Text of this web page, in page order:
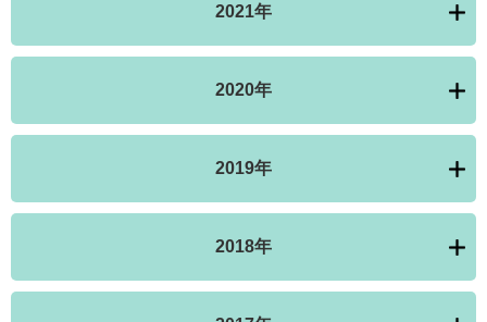
2021年
2020年
2019年
2018年